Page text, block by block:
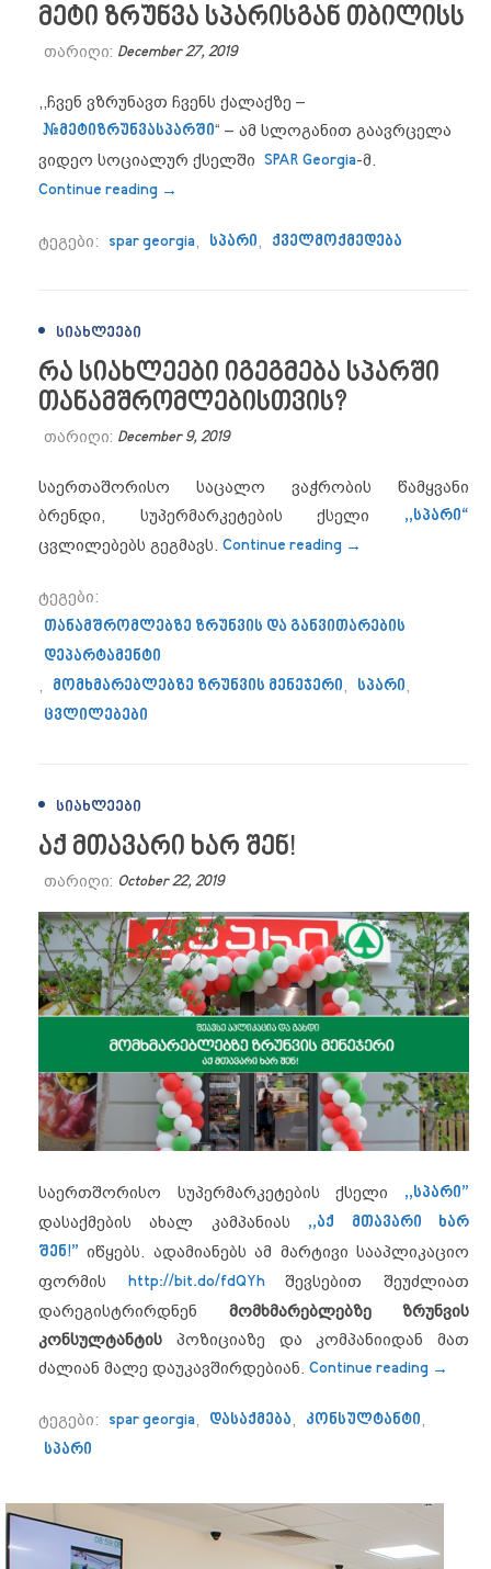
მეტი ზრუნვა სპარისგან თბილისს
თარიღი: December 27, 2019
,,ჩვენ ვზრუნავთ ჩვენს ქალაქზე –
#მეტიზრუნვასპარში“ – ამ სლოგანით გაავრცელა
ვიდეო სოციალურ ქსელში SPAR Georgia-მ.
Continue reading “მეტი ზრუნვა სპარისგან თბილისს”
→
ტეგები: spar georgia, სპარი, ქველმოქმედება
ᲡᲘᲐᲮᲚᲔᲔᲑᲘ
რა სიახლეები იგეგმება სპარში
თანამშრომლებისთვის?
თარიღი: December 9, 2019
საერთაშორისო საცალო ვაჭრობის წამყვანი
ბრენდი, სუპერმარკეტების ქსელი ,,სპარი“
ცვლილებებს გეგმავს. Continue reading “რა სიახლეები
→
ტეგები:
თანამშრომლებზე ზრუნვის და განვითარების
დეპარტამენტი
, მომხმარებლებზე ზრუნვის მენეჯერი, სპარი,
ცვლილებები
ᲡᲘᲐᲮᲚᲔᲔᲑᲘ
აქ მთავარი ხარ შენ!
თარიღი: October 22, 2019
საერთშორისო სუპერმარკეტების ქსელი ,,სპარი”
დასაქმების ახალ კამპანიას ,,აქ მთავარი ხარ
შენ!” იწყებს. ადამიანებს ამ მარტივი სააპლიკაციო
ფორმის http://bit.do/fdQYh
შევსებით შეუძლიათ
დარეგისტრირდნენ მომხმარებლებზე ზრუნვის
კონსულტანტის პოზიციაზე და კომპანიიდან მათ
ძალიან მალე დაუკავშირდებიან. Continue reading “აქ
→
ტეგები: spar georgia, დასაქმება, კონსულტანტი,
სპარი